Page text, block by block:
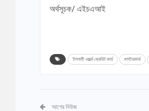
অর্থসূচক/ এইচএআই
ইসলামী ওয়ার্ল্ড ক্রেডিট কার্ড মাস্টারকার্ড
আগের নিউজ